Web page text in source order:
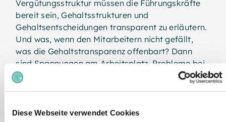
Diese Webseite verwendet Cookies
Vergütungsstruktur müssen die Führungskräfte
bereit sein, Gehaltsstrukturen und
Gehaltsentscheidungen transparent zu erläutern.
Und was, wenn den Mitarbeitern nicht gefällt,
was die Gehaltstransparenz offenbart? Dann
sind Spannungen am Arbeitsplatz, Probleme bei
der Mitarbeiterbindung und mögliche
Und ehrlich gesagt: Die EU-Richtlinie zur